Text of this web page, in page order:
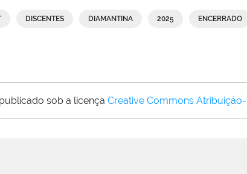
DISCENTES DIAMANTINA 2025 ENCERRADO
sob a licença Creative Commons